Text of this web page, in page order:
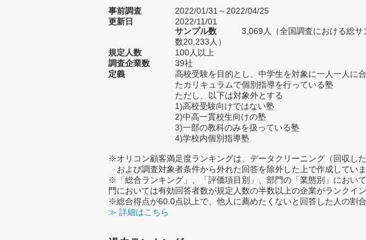
事前調査
2022/01/31～2022/04/25
更新日
2022/11/01
サンプル数
3,069人（全国調査における総サ
数20,233人）
規定人数
100人以上
調査企業数
39社
定義
高校受験を目的とし、中学生を対象に一人一人に
たカリキュラムで個別指導を行っている塾
ただし、以下は対象外とする
1)高校受験向けではない塾
2)中高一貫校生向けの塾
3)一部の教科のみを扱っている塾
4)学校内個別指導塾
※オリコン顧客満足度ランキングは、データクリーニング（回収し
および調査対象者条件から外れた回答を除外した上で作成していま
※「総合ランキング」、「評価項目別」、部門の「業態別」におい
門においては有効回答者数が規定人数の半数以上の企業がランクイン
※総合得点が60.0点以上で、他人に薦めたくないと回答した人の割
≫ 詳細はこちら